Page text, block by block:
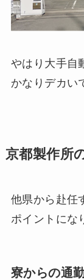
やはり大手自
かなりデカい
京都製作所
他県から赴任
ポイントにな
寮からの通